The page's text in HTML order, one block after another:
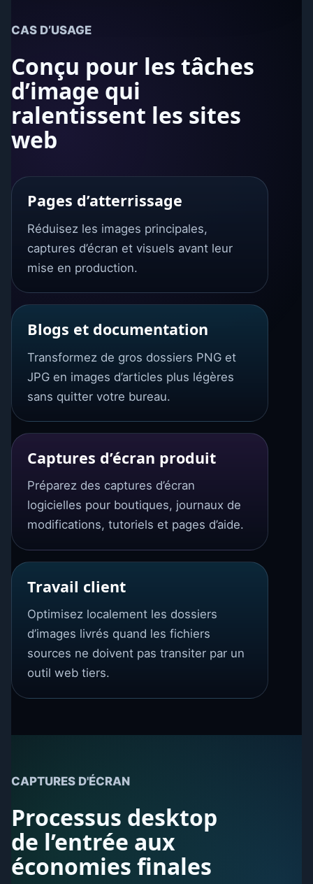
CAS D’USAGE
Conçu pour les tâches
d’image qui
ralentissent les sites
web
Pages d’atterrissage
Réduisez les images principales,
captures d’écran et visuels avant leur
mise en production.
Blogs et documentation
Transformez de gros dossiers PNG et
JPG en images d’articles plus légères
sans quitter votre bureau.
Captures d’écran produit
Préparez des captures d’écran
logicielles pour boutiques, journaux de
modifications, tutoriels et pages d’aide.
Travail client
Optimisez localement les dossiers
d’images livrés quand les fichiers
sources ne doivent pas transiter par un
outil web tiers.
CAPTURES D'ÉCRAN
Processus desktop
de l’entrée aux
économies finales